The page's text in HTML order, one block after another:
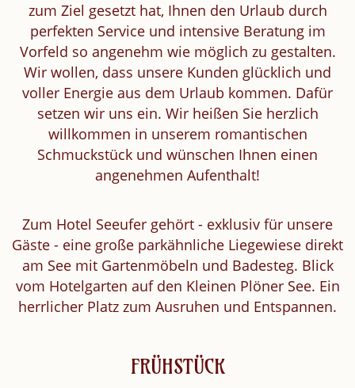
zum Ziel gesetzt hat, Ihnen den Urlaub durch
perfekten Service und intensive Beratung im
Vorfeld so angenehm wie möglich zu gestalten.
Wir wollen, dass unsere Kunden glücklich und
voller Energie aus dem Urlaub kommen. Dafür
setzen wir uns ein. Wir heißen Sie herzlich
willkommen in unserem romantischen
Schmuckstück und wünschen Ihnen einen
angenehmen Aufenthalt!
Zum Hotel Seeufer gehört - exklusiv für unsere
Gäste - eine große parkähnliche Liegewiese direkt
am See mit Gartenmöbeln und Badesteg. Blick
vom Hotelgarten auf den Kleinen Plöner See. Ein
herrlicher Platz zum Ausruhen und Entspannen.
FRÜHSTÜCK